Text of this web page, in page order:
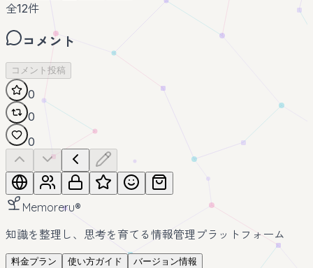
全12件
コメント
コメント投稿
0
0
0
Memoreru®
知識を整理し、思考を育てる情報管理プラットフォーム
料金プラン 使い方ガイド バージョン情報